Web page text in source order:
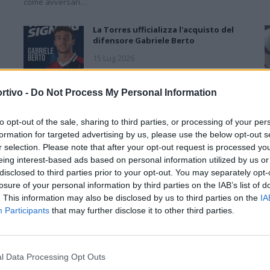
- Do Not Process My Personal Information
opt-out of the sale, sharing to third parties, or processing of your
for targeted advertising by us, please use the below opt-out
selection. Please note that after your opt-out request is processed
interest-based ads based on personal information utilized by us
to third parties prior to your opt-out. You may separately
of your personal information by third parties on the IAB’s list of
This information may also be disclosed by us to third parties on the
Participants that may further disclose it to other third parties.
Data Processing Opt Outs
La Torres ufficializza l'acquisto del
difensore Gabriele Berto
15 Lug 2026
Torres, arriva in prestito dalla
10 Lug 2026
Torres, primo acquisto: Nicholas
Pennington firma un biennale
7 Lug 2026
contratto fino al 2028: «Ha
importanti»